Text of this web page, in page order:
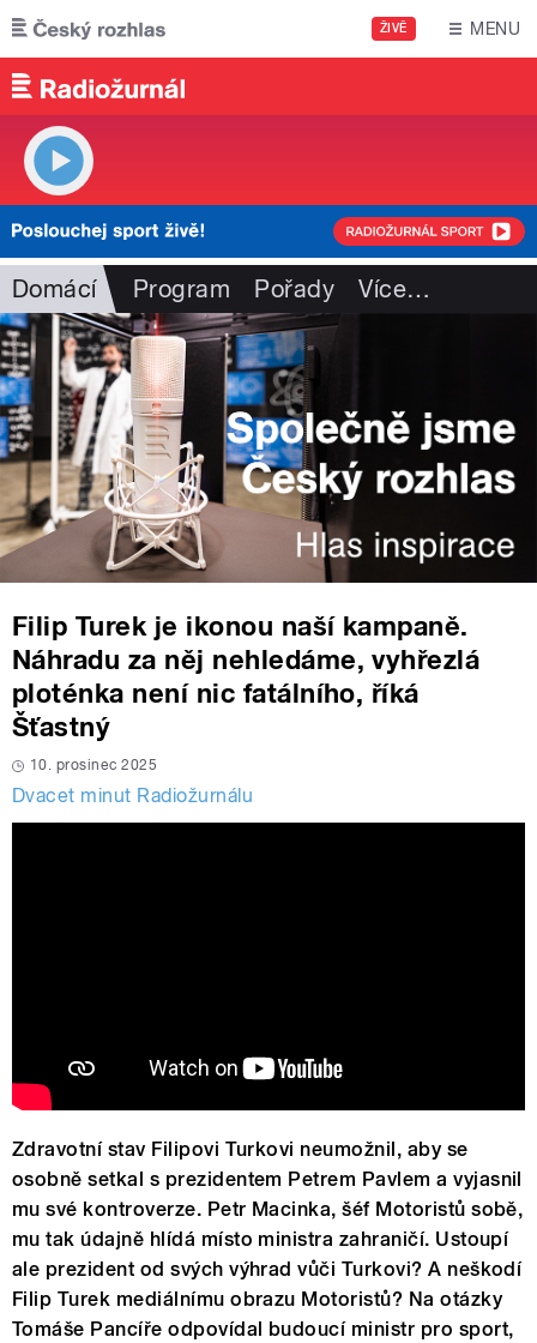
Přejít k hlavnímu obsahu
ŽIVĚ MENU
Domácí Program Pořady Více…
Filip Turek je ikonou naší kampaně.
Náhradu za něj nehledáme, vyhřezlá
ploténka není nic fatálního, říká
Šťastný
10. prosinec 2025
Dvacet minut Radiožurnálu
Zdravotní stav Filipovi Turkovi neumožnil, aby se
osobně setkal s prezidentem Petrem Pavlem a vyjasnil
mu své kontroverze. Petr Macinka, šéf Motoristů sobě,
mu tak údajně hlídá místo ministra zahraničí. Ustoupí
ale prezident od svých výhrad vůči Turkovi? A neškodí
Filip Turek mediálnímu obrazu Motoristů? Na otázky
Tomáše Pancíře odpovídal budoucí ministr pro sport,